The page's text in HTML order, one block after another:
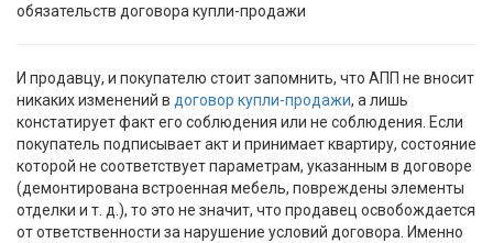
обязательств договора купли-продажи
И продавцу, и покупателю стоит запомнить, что АПП не вносит
никаких изменений в договор купли-продажи, а лишь
констатирует факт его соблюдения или не соблюдения. Если
покупатель подписывает акт и принимает квартиру, состояние
которой не соответствует параметрам, указанным в договоре
(демонтирована встроенная мебель, повреждены элементы
отделки и т. д.), то это не значит, что продавец освобождается
от ответственности за нарушение условий договора. Именно